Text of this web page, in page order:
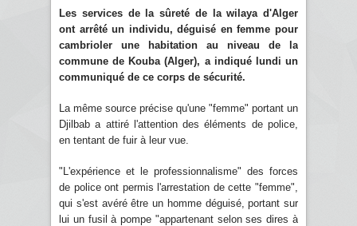
Les services de la sûreté de la wilaya d'Alger
ont arrêté un individu, déguisé en femme pour
cambrioler une habitation au niveau de la
commune de Kouba (Alger), a indiqué lundi un
communiqué de ce corps de sécurité.
La même source précise qu'une "femme" portant un
Djilbab a attiré l'attention des éléments de police,
en tentant de fuir à leur vue.
"L'expérience et le professionnalisme" des forces
de police ont permis l'arrestation de cette "femme",
qui s'est avéré être un homme déguisé, portant sur
lui un fusil à pompe "appartenant selon ses dires à